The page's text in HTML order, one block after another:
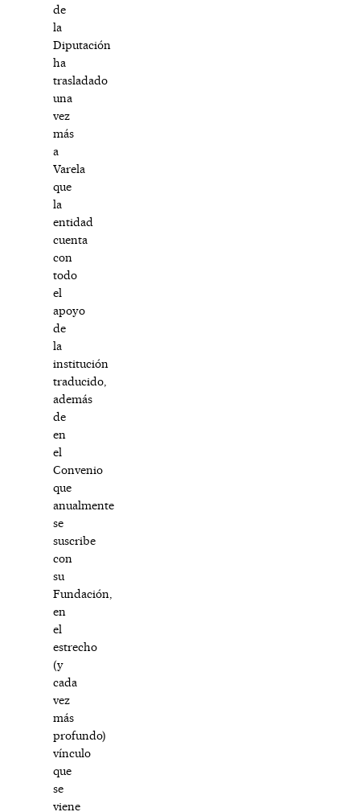
de
la
Diputación
ha
trasladado
una
vez
más
a
Varela
que
la
entidad
cuenta
con
todo
el
apoyo
de
la
institución
traducido,
además
de
en
el
Convenio
que
anualmente
se
suscribe
con
su
Fundación,
en
el
estrecho
(y
cada
vez
más
profundo)
vínculo
que
se
viene